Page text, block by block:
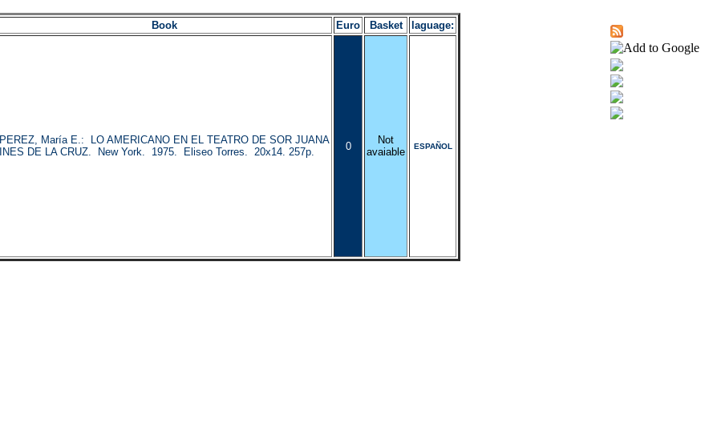
Book Euro Basket laguage:
PEREZ, María E.: LO AMERICANO EN EL TEATRO DE SOR JUANA
INES DE LA CRUZ. New York. 1975. Eliseo Torres. 20x14. 257p.
0
Not
avaiable
ESPAÑOL